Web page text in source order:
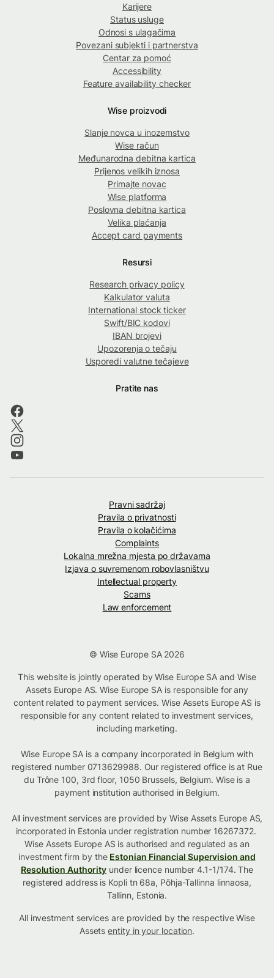
Karijere
Status usluge
Odnosi s ulagačima
Povezani subjekti i partnerstva
Centar za pomoć
Accessibility
Feature availability checker
Wise proizvodi
Slanje novca u inozemstvo
Wise račun
Međunarodna debitna kartica
Prijenos velikih iznosa
Primajte novac
Wise platforma
Poslovna debitna kartica
Velika plaćanja
Accept card payments
Resursi
Research privacy policy
Kalkulator valuta
International stock ticker
Swift/BIC kodovi
IBAN brojevi
Upozorenja o tečaju
Usporedi valutne tečajeve
Pratite nas
Pravni sadržaj
Pravila o privatnosti
Pravila o kolačićima
Complaints
Lokalna mrežna mjesta po državama
Izjava o suvremenom robovlasništvu
Intellectual property
Scams
Law enforcement
© Wise Europe SA 2026
This website is jointly operated by Wise Europe SA and Wise
Assets Europe AS. Wise Europe SA is responsible for any
content related to payment services. Wise Assets Europe AS is
responsible for any content related to investment services,
including marketing.
Wise Europe SA is a company incorporated in Belgium with
registered number 0713629988. Our registered office is at Rue
du Trône 100, 3rd floor, 1050 Brussels, Belgium. Wise is a
payment institution authorised in Belgium.
All investment services are provided by Wise Assets Europe AS,
incorporated in Estonia under registration number 16267372.
Wise Assets Europe AS is authorised and regulated as an
investment firm by the Estonian Financial Supervision and
Resolution Authority under licence number 4.1-1/174. The
registered address is Kopli tn 68a, Põhja-Tallinna linnaosa,
Tallinn, Estonia.
All investment services are provided by the respective Wise
Assetsentity in your location.